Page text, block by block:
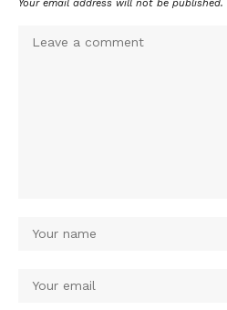
Your email address will not be published.